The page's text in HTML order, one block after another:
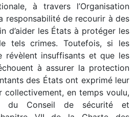
à travers l’Organisation
responsabilité de recourir à des
d’aider les États à protéger les
tels crimes. Toutefois, si les
révèlent insuffisants et que les
à assurer la protection
des États ont exprimé leur
collectivement, en temps voulu,
du Conseil de sécurité et